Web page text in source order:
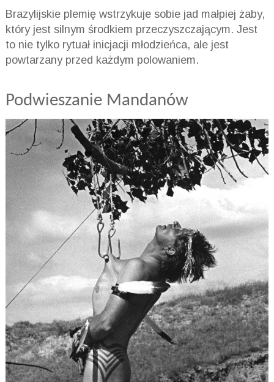
Brazylijskie plemię wstrzykuje sobie jad małpiej żaby,
który jest silnym środkiem przeczyszczającym. Jest
to nie tylko rytuał inicjacji młodzieńca, ale jest
powtarzany przed każdym polowaniem.
Podwieszanie Mandanów